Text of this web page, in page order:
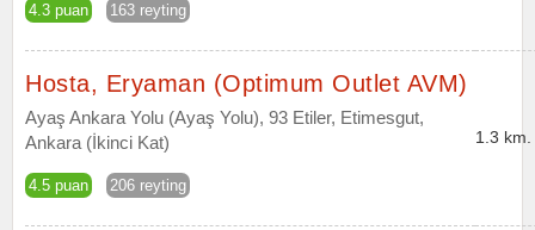
4.3 puan 163 reyting
Hosta, Eryaman (Optimum Outlet AVM)
Ayaş Ankara Yolu (Ayaş Yolu), 93 Etiler, Etimesgut,
Ankara (İkinci Kat)
4.5 puan 206 reyting
1.3 km.